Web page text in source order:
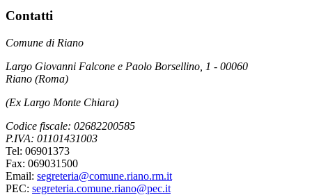
Contatti
Comune di Riano
Largo Giovanni Falcone e Paolo Borsellino, 1 - 00060
Riano (Roma)
(Ex Largo Monte Chiara)
Codice fiscale: 02682200585
P.IVA: 01101431003
Tel: 06901373
Fax: 069031500
Email: segreteria@comune.riano.rm.it
PEC: segreteria.comune.riano@pec.it